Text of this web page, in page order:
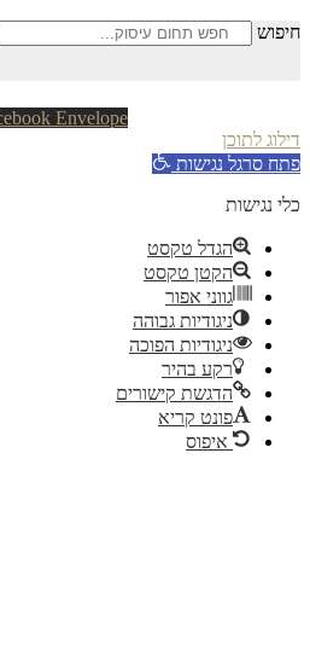
Facebook Envelope
לתוכן
סרגל נגישות
נגישות
הגדל טקסט
הקטן טקסט
גווני אפור
ניגודיות גבוהה
ניגודיות הפוכה
רקע בהיר
הדגשת קישורים
פונט קריא
איפוס